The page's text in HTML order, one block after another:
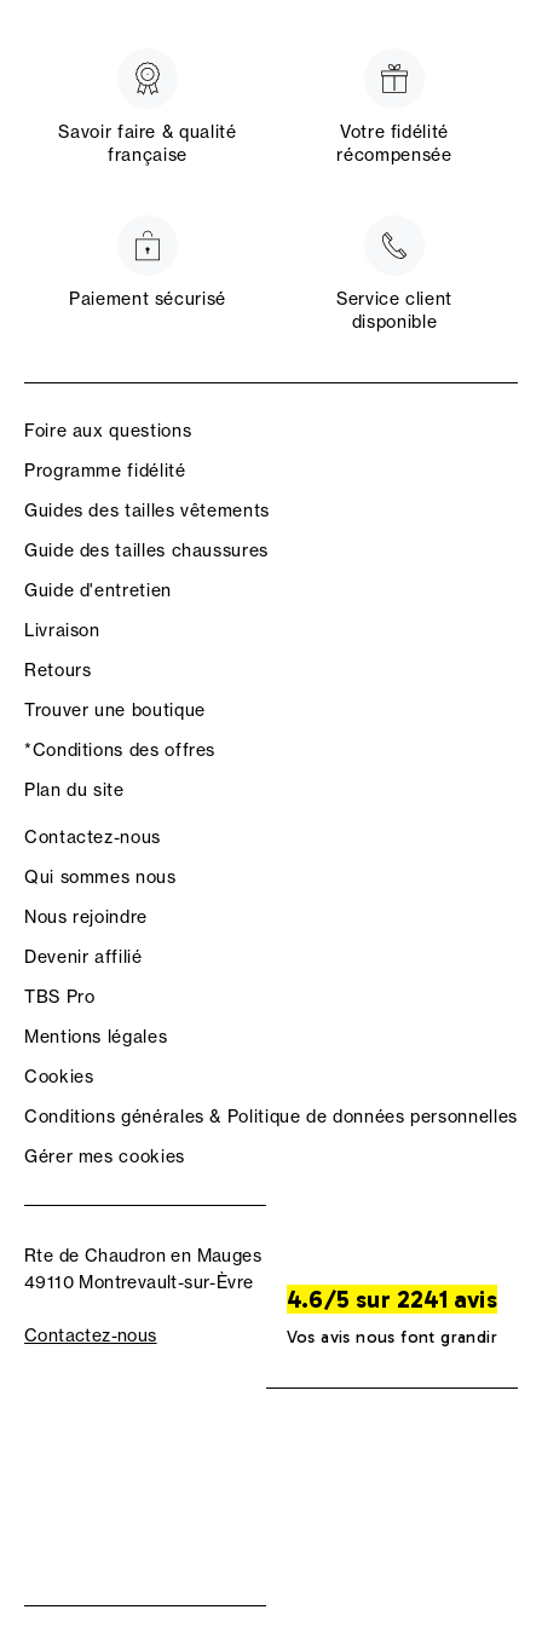
Savoir faire & qualité
française
Votre fidélité
récompensée
Paiement sécurisé
Service client
disponible
Foire aux questions
Programme fidélité
Guides des tailles vêtements
Guide des tailles chaussures
Guide d'entretien
Livraison
Retours
Trouver une boutique
*Conditions des offres
Plan du site
Contactez-nous
Qui sommes nous
Nous rejoindre
Devenir affilié
TBS Pro
Mentions légales
Cookies
Conditions générales & Politique de données personnelles
Gérer mes cookies
Rte de Chaudron en Mauges
49110 Montrevault-sur-Èvre
Contactez-nous
4.6/5 sur 2241 avis
Vos avis nous font grandir